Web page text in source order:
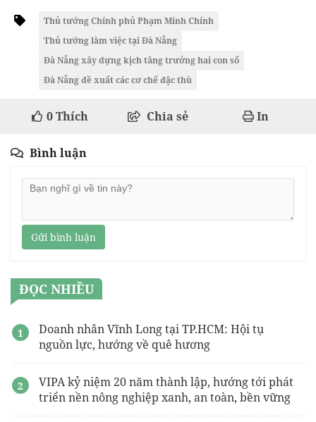
Thủ tướng Chính phủ Phạm Minh Chính
Thủ tướng làm việc tại Đà Nẵng
Đà Nẵng xây dựng kịch tăng trưởng hai con số
Đà Nẵng đề xuất các cơ chế đặc thù
0Thích Chia sẻ In
Bình luận
Gửi bình luận
ĐỌC NHIỀU
Doanh nhân Vĩnh Long tại TP.HCM: Hội tụ
nguồn lực, hướng về quê hương
VIPA kỷ niệm 20 năm thành lập, hướng tới phát
triển nền nông nghiệp xanh, an toàn, bền vững